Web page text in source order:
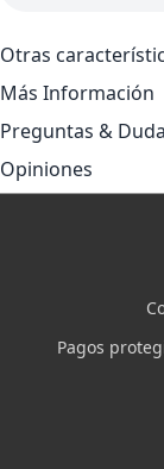
Otras
Más Información
Preguntas &
Opiniones
Pagos